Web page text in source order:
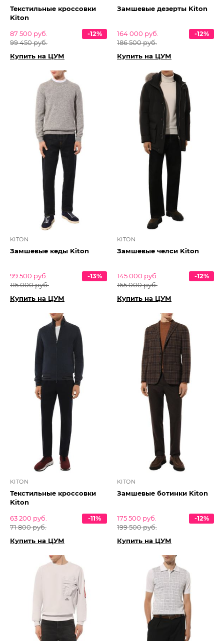
Текстильные кроссовки
Kiton
87 500 руб.
99 450 руб.
-12%
Купить на ЦУМ
Замшевые дезерты Kiton
164 000 руб.
186 500 руб.
-12%
Купить на ЦУМ
KITON
Замшевые кеды Kiton
99 500 руб.
115 000 руб.
-13%
Купить на ЦУМ
KITON
Замшевые челси Kiton
145 000 руб.
165 000 руб.
-12%
Купить на ЦУМ
KITON
Текстильные кроссовки
Kiton
63 200 руб.
71 800 руб.
-11%
Купить на ЦУМ
KITON
Замшевые ботинки Kiton
175 500 руб.
199 500 руб.
-12%
Купить на ЦУМ